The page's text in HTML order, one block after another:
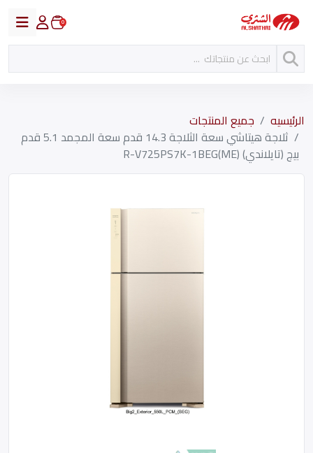
0
الرئيسيه
جميع المنتجات
ثلاجة هيتاشي سعة الثلاجة 14.3 قدم سعة المجمد 5.1 قدم
بيج (تايلاندي) R-V725PS7K-1BEG(ME)